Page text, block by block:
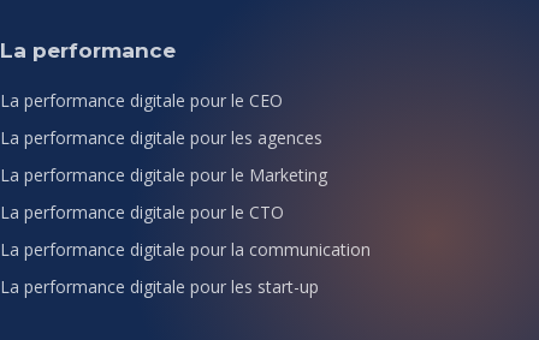
La performance
La performance digitale pour le CEO
La performance digitale pour les agences
La performance digitale pour le Marketing
La performance digitale pour le CTO
La performance digitale pour la communication
La performance digitale pour les start-up